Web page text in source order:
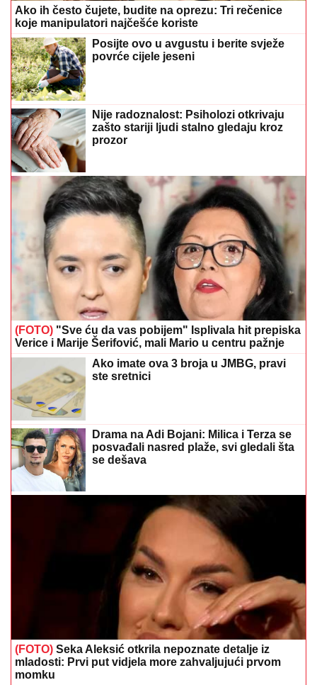
Ako ih često čujete, budite na oprezu: Tri rečenice
koje manipulatori najčešće koriste
Posijte ovo u avgustu i berite svježe
povrće cijele jeseni
Nije radoznalost: Psiholozi otkrivaju
zašto stariji ljudi stalno gledaju kroz
prozor
(FOTO) "Sve ću da vas pobijem" Isplivala hit prepiska
Verice i Marije Šerifović, mali Mario u centru pažnje
Ako imate ova 3 broja u JMBG, pravi
ste sretnici
Drama na Adi Bojani: Milica i Terza se
posvađali nasred plaže, svi gledali šta
se dešava
(FOTO) Seka Aleksić otkrila nepoznate detalje iz
mladosti: Prvi put vidjela more zahvaljujući prvom
momku